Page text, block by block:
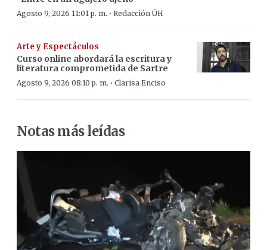
Agosto 9, 2026 11:01 p. m. · Redacción ÚH
Arte y Espectáculos
Curso online abordará la escritura y
literatura comprometida de Sartre
Agosto 9, 2026 08:10 p. m. · Clarisa Enciso
Notas más leídas